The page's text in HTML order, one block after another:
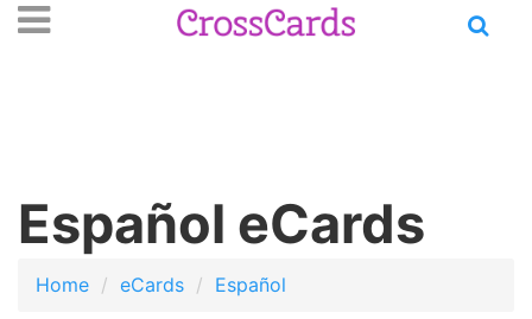
Open
Español eCards
Home eCards Español